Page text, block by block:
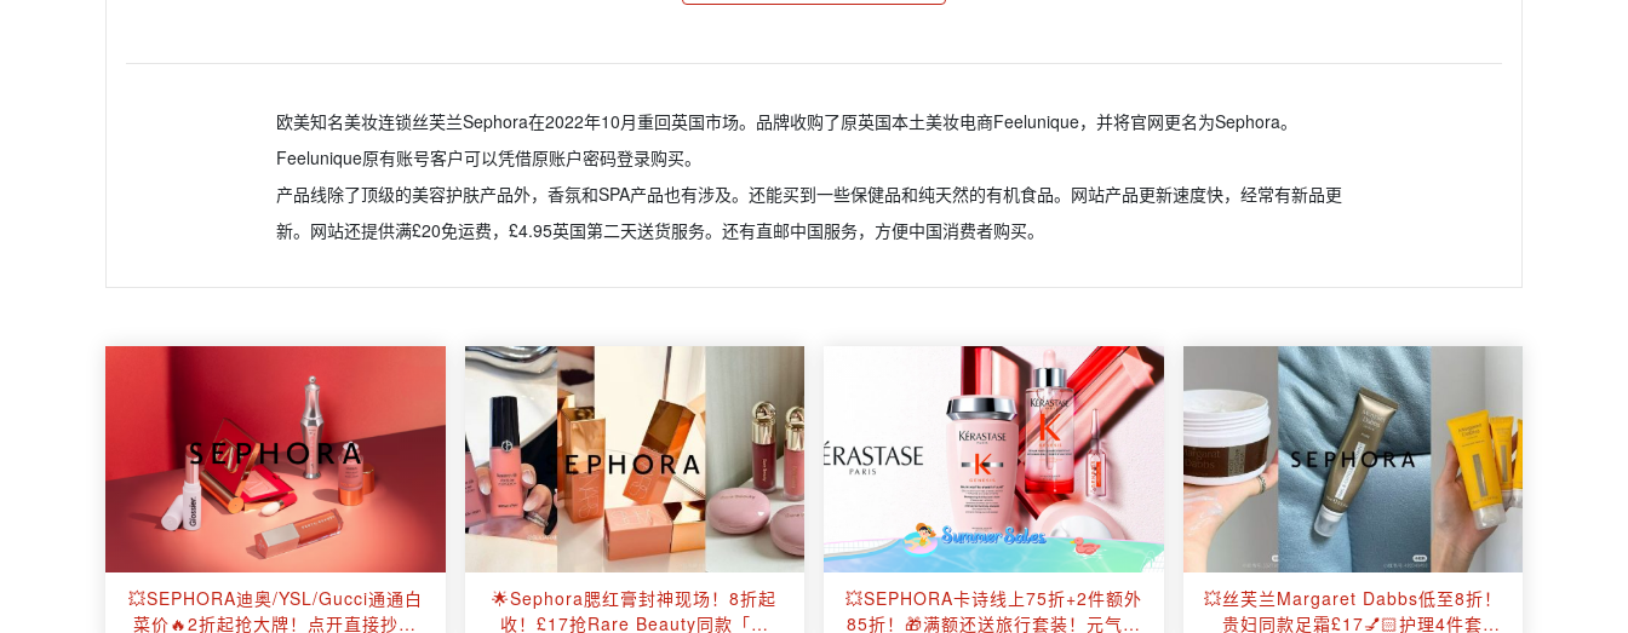
欧美知名美妆连锁丝芙兰Sephora在2022年10月重回英国市场。品牌收购了原英国本土美妆电商Feelunique，并将官网更名为Sephora。
Feelunique原有账号客户可以凭借原账户密码登录购买。
产品线除了顶级的美容护肤产品外，香氛和SPA产品也有涉及。还能买到一些保健品和纯天然的有机食品。网站产品更新速度快，经常有新品更
新。网站还提供满£20免运费，£4.95英国第二天送货服务。还有直邮中国服务，方便中国消费者购买。
💥SEPHORA迪奥/YSL/Gucci通通白
菜价🔥2折起抢大牌！点开直接抄底
🌟Sephora腮红膏封神现场！8折起
收！£17抢Rare Beauty同款「脸
💥SEPHORA卡诗线上75折+2件额外
85折！🎁满额还送旅行套装！元气姜
💥丝芙兰Margaret Dabbs低至8折！
贵妇同款足霜£17💅🏻护理4件套